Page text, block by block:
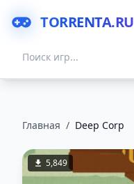
TORRENTA.RU
Главная / Deep Corp
5,849